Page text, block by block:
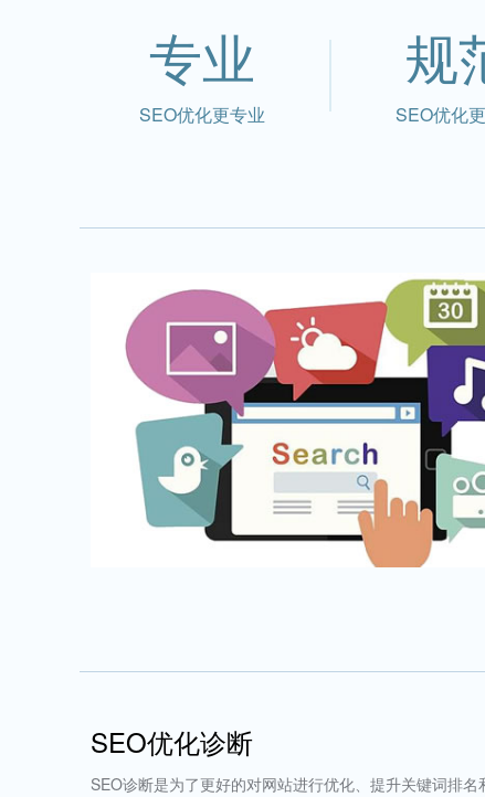
专业
SEO优化更专业
规
SEO优化
SEO优化诊断
SEO诊断是为了更好的对网站进行优化、提升关键词排